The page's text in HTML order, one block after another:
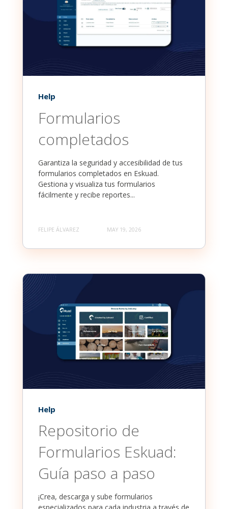
Help
Formularios
completados
Garantiza la seguridad y accesibilidad de tus
formularios completados en Eskuad.
Gestiona y visualiza tus formularios
fácilmente y recibe reportes...
FELIPE ÁLVAREZ MAY 19, 2026
Help
Repositorio de
Formularios Eskuad:
Guía paso a paso
¡Crea, descarga y sube formularios